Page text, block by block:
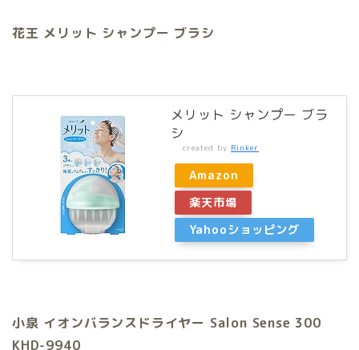
花王 メリット シャンプー ブラシ
メリット シャンプー ブラ
シ
created by Rinker
Amazon
楽天市場
Yahooショッピング
小泉 イオンバランスドライヤー Salon Sense 300
KHD-9940